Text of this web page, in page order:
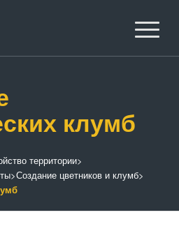
клумб
территории>
>Создание цветников и клумб>